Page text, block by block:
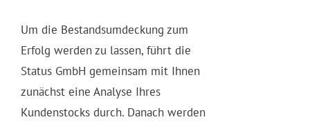
Um die Bestandsumdeckung zum
Erfolg werden zu lassen, führt die
Status GmbH gemeinsam mit Ihnen
zunächst eine Analyse Ihres
Kundenstocks durch. Danach werden